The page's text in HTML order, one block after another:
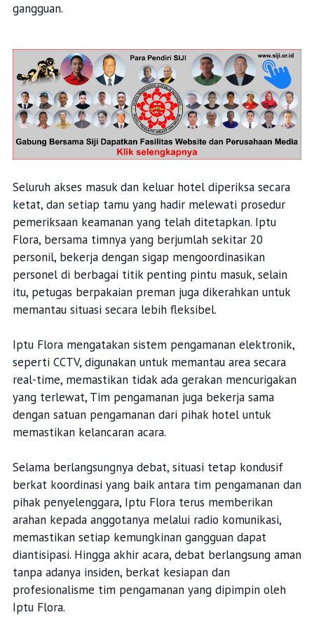
gangguan.
Seluruh akses masuk dan keluar hotel diperiksa secara
ketat, dan setiap tamu yang hadir melewati prosedur
pemeriksaan keamanan yang telah ditetapkan. Iptu
Flora, bersama timnya yang berjumlah sekitar 20
personil, bekerja dengan sigap mengoordinasikan
personel di berbagai titik penting pintu masuk, selain
itu, petugas berpakaian preman juga dikerahkan untuk
memantau situasi secara lebih fleksibel.
Iptu Flora mengatakan sistem pengamanan elektronik,
seperti CCTV, digunakan untuk memantau area secara
real-time, memastikan tidak ada gerakan mencurigakan
yang terlewat, Tim pengamanan juga bekerja sama
dengan satuan pengamanan dari pihak hotel untuk
memastikan kelancaran acara.
Selama berlangsungnya debat, situasi tetap kondusif
berkat koordinasi yang baik antara tim pengamanan dan
pihak penyelenggara, Iptu Flora terus memberikan
arahan kepada anggotanya melalui radio komunikasi,
memastikan setiap kemungkinan gangguan dapat
diantisipasi. Hingga akhir acara, debat berlangsung aman
tanpa adanya insiden, berkat kesiapan dan
profesionalisme tim pengamanan yang dipimpin oleh
Iptu Flora.